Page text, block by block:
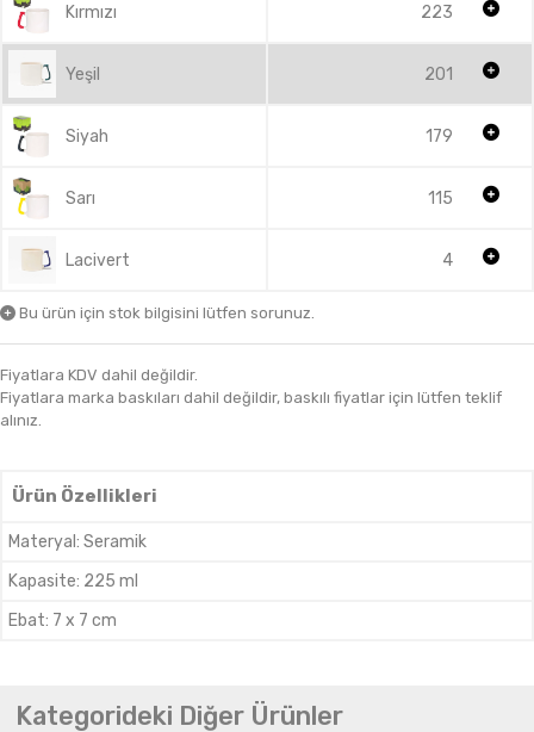
Kırmızı 223
Yeşil 201
Siyah 179
Sarı 115
Lacivert 4
Bu ürün için stok bilgisini lütfen sorunuz.
Fiyatlara KDV dahil değildir.
Fiyatlara marka baskıları dahil değildir, baskılı fiyatlar için lütfen teklif
alınız.
Ürün Özellikleri
Materyal : Seramik
Kapasite: 225 ml
Ebat: 7 x 7 cm
Kategorideki Diğer Ürünler